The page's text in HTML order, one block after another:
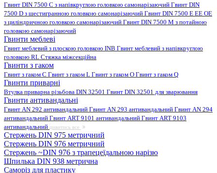
Гвинт DIN 7500 C з напівкруглою головкою самонарізаючий Гвинт DIN
7500 D з шестигранною головкою самонарізаючий Гвинт DIN 7500 E EE OE
з циліндричною головкою самонарізаючий Гвинт DIN 7500 M з потайною
головкою самонарізаючий
Гвинти меблеві
Гвинт меблевий з плоскою головкою INB Гвинт меблевий з напівкруглою
головкою RL Стяжка міжсекційна
Гвинти з гаком
Гвинт з гаком C Гвинт з гаком L Гвинт з гаком O Гвинт з гаком Q
Гвинти приварні
Втулка приварна різьбова DIN 32501 Гвинт DIN 32501 для зварювання
Гвинти антивандальні
Гвинт AN 292 антивандальний Гвинт AN 293 антивандальний Гвинт AN 294
антивандальний Гвинт ART 9101 антивандальний Гвинт ART 9103
антивандальний дивитись все
Стержень DIN 975 метричний
Стержень DIN 976 метричний
Стержень ~DIN 976 з трапецеїдальною нарізю
Шпилька DIN 938 метрична
Саморіз для пластику